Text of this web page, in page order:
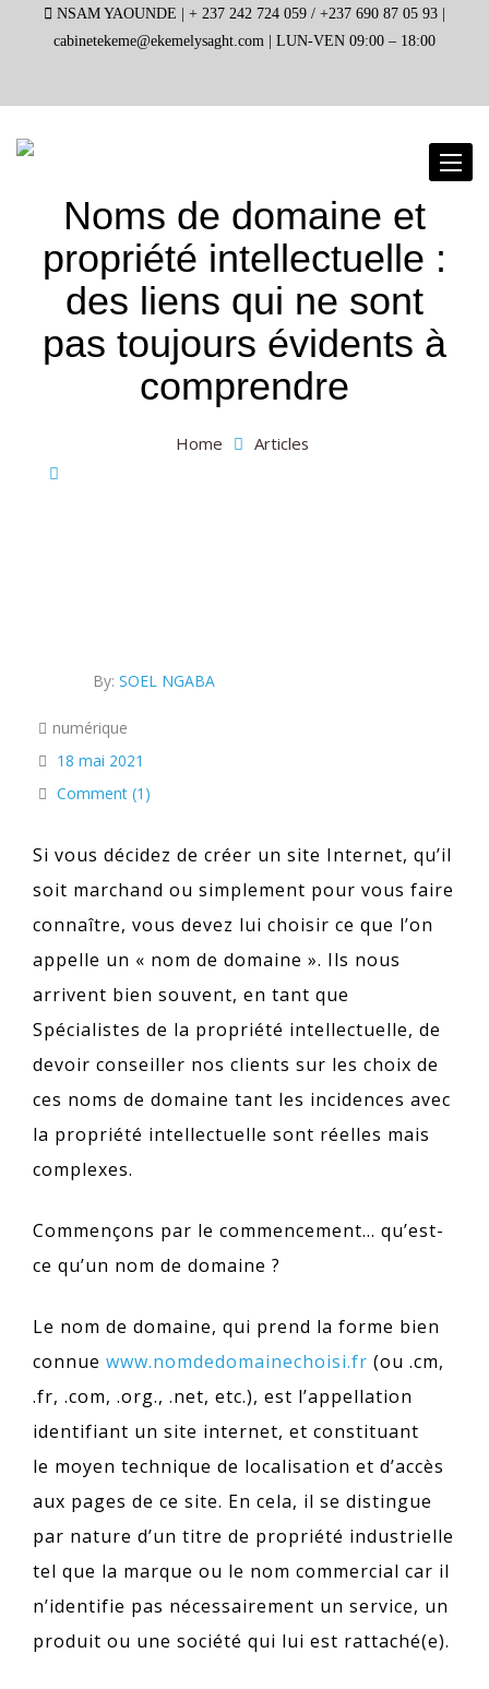
NSAM YAOUNDE | + 237 242 724 059 / +237 690 87 05 93 |
cabinetekeme@ekemelysaght.com | LUN-VEN 09:00 – 18:00
Noms de domaine et
propriété intellectuelle :
des liens qui ne sont
pas toujours évidents à
comprendre
Home
Articles
By: SOEL NGABA
numérique
18 mai 2021
Comment (1)
Si vous décidez de créer un site Internet, qu’il
soit marchand ou simplement pour vous faire
connaître, vous devez lui choisir ce que l’on
appelle un « nom de domaine ». Ils nous
arrivent bien souvent, en tant que
Spécialistes de la propriété intellectuelle, de
devoir conseiller nos clients sur les choix de
ces noms de domaine tant les incidences avec
la propriété intellectuelle sont réelles mais
complexes.
Commençons par le commencement… qu’est-
ce qu’un nom de domaine ?
Le nom de domaine, qui prend la forme bien
connue www.nomdedomainechoisi.fr (ou .cm,
.fr, .com, .org., .net, etc.), est l’appellation
identifiant un site internet, et constituant
le moyen technique de localisation et d’accès
aux pages de ce site. En cela, il se distingue
par nature d’un titre de propriété industrielle
tel que la marque ou le nom commercial car il
n’identifie pas nécessairement un service, un
produit ou une société qui lui est rattaché(e).